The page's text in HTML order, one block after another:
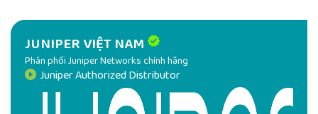
JUNIPER VIỆT NAM
Phân phối Juniper Networks chính hãng
Juniper Authorized Distributor